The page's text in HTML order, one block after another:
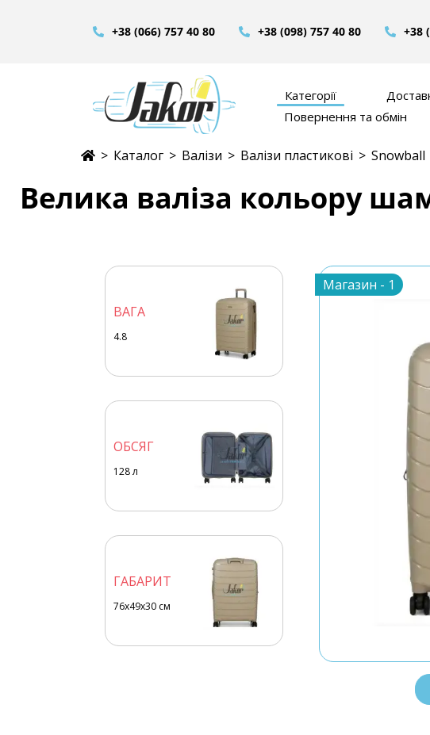
+38 (066) 757 40 80 +38 (098) 757 40 80 +38
Категорії
Повернення та обмін
> Каталог > Валізи > Валізи пластикові > Snowball
Велика валіза кольору
ВАГА
4.8
ОБСЯГ
128л
ГАБАРИТ
76x49x30 см
Магазин - 1